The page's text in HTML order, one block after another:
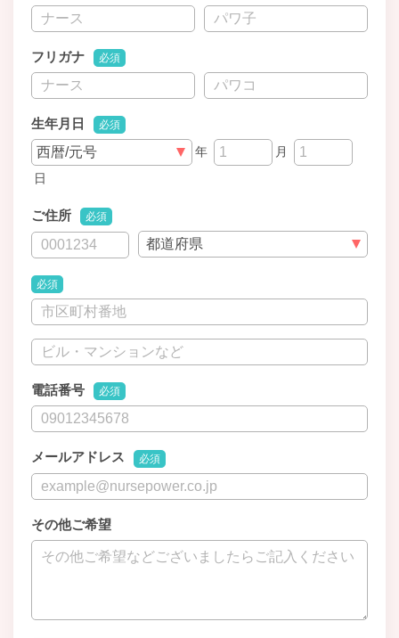
フリガナ 必須
生年月日 必須
年
月
日
ご住所 必須
必須
電話番号 必須
メールアドレス 必須
その他ご希望